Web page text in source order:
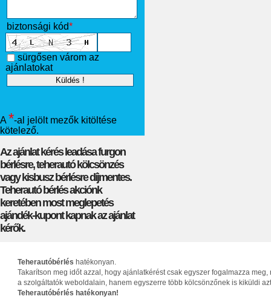
biztonsági kód*
sürgősen várom az
ajánlatokat
A *-al jelölt mezők kitöltése
kötelező.
Az ajánlat kérés leadása furgon
bérlésre, teherautó kölcsönzés
vagy kisbusz bérlésre díjmentes.
Teherautó bérlés akciónk
keretében most meglepetés
ajándék-kupont kapnak az ajánlat
kérők.
Teherautóbérlés hatékonyan.
Takarítson meg időt azzal, hogy ajánlatkérést csak egyszer fogalmazza
a szolgáltatók weboldalain, hanem egyszerre több kölcsönzőnek is kiküldi
Teherautóbérlés hatékonyan!